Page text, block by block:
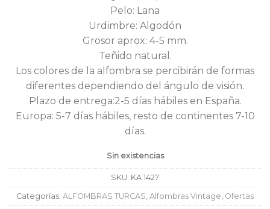
Pelo: Lana
Urdimbre: Algodón
Grosor aprox: 4-5 mm.
Teñido natural.
Los colores de la alfombra se percibirán de formas
diferentes dependiendo del ángulo de visión.
Plazo de entrega:2-5 días hábiles en España.
Europa: 5-7 días hábiles, resto de continentes 7-10
días.
Sin existencias
SKU: KA 1427
Categorías: ALFOMBRAS TURCAS, Alfombras Vintage, Ofertas